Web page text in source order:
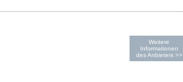
Weitere
Informationen
des Anbieters >>